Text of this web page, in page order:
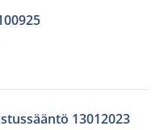
13012023